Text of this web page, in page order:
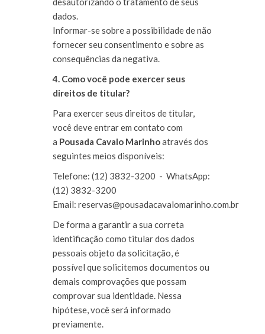
dados.
Informar-se sobre a possibilidade de não
fornecer seu consentimento e sobre as
consequências da negativa.
4. Como você pode exercer seus
direitos de titular?
Para exercer seus direitos de titular,
você deve entrar em contato com
a Pousada Cavalo Marinhoatravés dos
seguintes meios disponíveis:
Telefone: (12) 3832-3200 - WhatsApp:
(12) 3832-3200
Email: reservas@pousadacavalomarinho.com.br
De forma a garantir a sua correta
identificação como titular dos dados
pessoais objeto da solicitação, é
possível que solicitemos documentos ou
demais comprovações que possam
comprovar sua identidade. Nessa
hipótese, você será informado
previamente.